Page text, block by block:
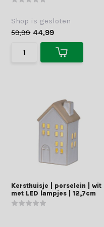
Shop is gesloten
59,99 44,99
Kersthuisje | porselein | wit
met LED lampjes | 12,7cm